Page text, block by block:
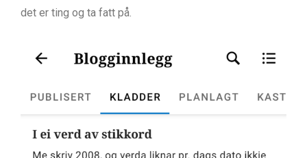
det er ting og ta fatt på.